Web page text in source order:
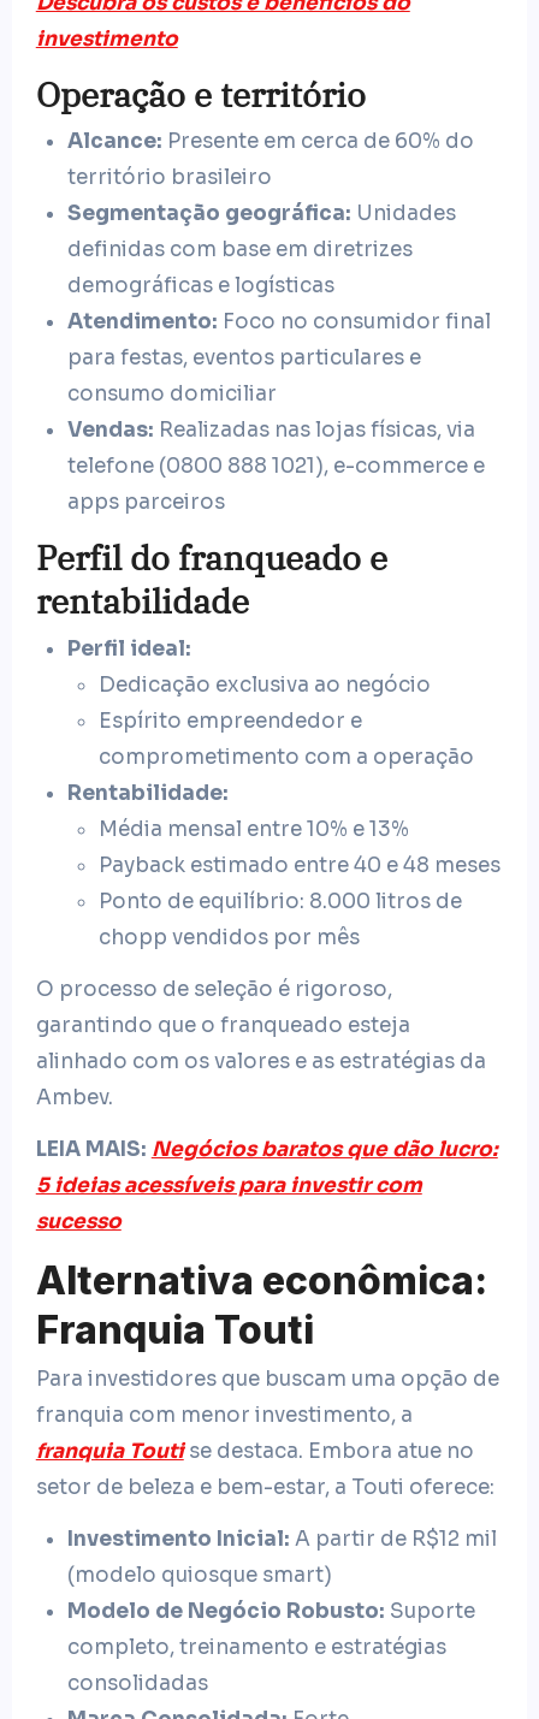
investimento
Operação e território
Alcance: Presente em cerca de 60% do
território brasileiro
Segmentação geográfica: Unidades
definidas com base em diretrizes
demográficas e logísticas
Atendimento: Foco no consumidor final
para festas, eventos particulares e
consumo domiciliar
Vendas: Realizadas nas lojas físicas, via
telefone (0800 888 1021), e-commerce e
apps parceiros
Perfil do franqueado e
rentabilidade
Perfil ideal:
Dedicação exclusiva ao negócio
Espírito empreendedor e
comprometimento com a operação
Rentabilidade:
Média mensal entre 10% e 13%
Payback estimado entre 40 e 48 meses
Ponto de equilíbrio: 8.000 litros de
chopp vendidos por mês
O processo de seleção é rigoroso,
garantindo que o franqueado esteja
alinhado com os valores e as estratégias da
Ambev.
LEIA MAIS: Negócios baratos que dão lucro:
5 ideias acessíveis para investir com
sucesso
Alternativa econômica:
Franquia Touti
Para investidores que buscam uma opção de
franquia com menor investimento, a
franquia Toutise destaca. Embora atue no
setor de beleza e bem-estar, a Touti oferece:
Investimento Inicial: A partir de R$12 mil
(modelo quiosque smart)
Modelo de Negócio Robusto: Suporte
completo, treinamento e estratégias
consolidadas